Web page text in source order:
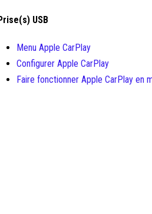
USB
Menu Apple CarPlay
Configurer Apple CarPlay
Faire fonctionner Apple CarPlay en